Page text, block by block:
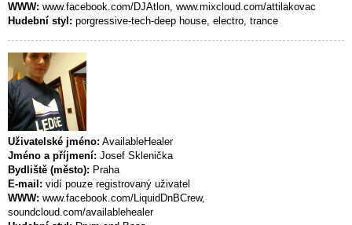
WWW: www.facebook.com/DJAtlon, www.mixcloud.com/attilakovac
Hudební styl: porgressive-tech-deep house, electro, trance
Uživatelské jméno: AvailableHealer
Jméno a příjmení: Josef Sklenička
Bydliště (město): Praha
E-mail: vidí pouze registrovaný uživatel
WWW: www.facebook.com/LiquidDnBCrew,
soundcloud.com/availablehealer